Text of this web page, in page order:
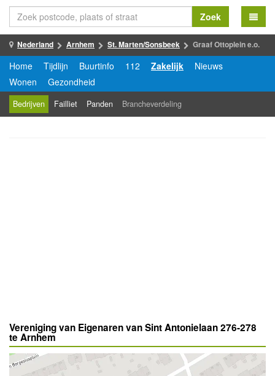
Zoek
Nederland Arnhem St. Marten/Sonsbeek Graaf Ottoplein e.o.
Home Tijdlijn Buurtinfo 112 Zakelijk
Nieuws
Wonen
Gezondheid
Bedrijven Failliet Panden Brancheverdeling
Vereniging van Eigenaren van Sint Antonielaan 276-278
te Arnhem